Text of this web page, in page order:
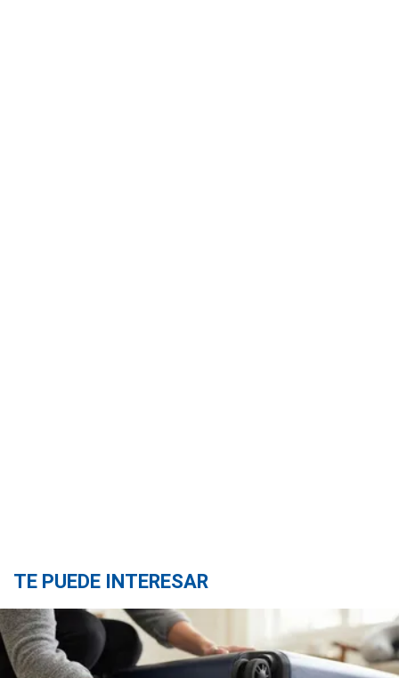
TE PUEDE INTERESAR